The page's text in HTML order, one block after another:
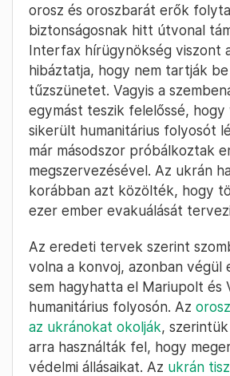
orosz és oroszbarát erők
biztonságosnak hitt útvonal
Interfax hírügynökség viszont
hibáztatja, hogy nem tartják
tűzszünetet. Vagyis a
egymást teszik felelőssé, hogy
sikerült humanitárius folyosót
már másodszor próbálkoztak
megszervezésével. Az ukrán
korábban azt közölték, hogy
ezer ember evakuálását
Az eredeti tervek szerint
volna a konvoj, azonban végül
sem hagyhatta el Mariupolt és
humanitárius folyosón. Az
az ukránokat okolják,
arra használták fel, hogy
védelmi állásaikat. Az ukrán